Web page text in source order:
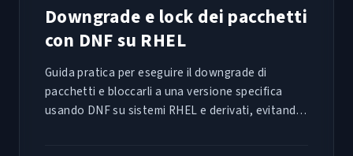
Downgrade e lock dei pacchetti
con DNF su RHEL
Guida pratica per eseguire il downgrade di
pacchetti e bloccarli a una versione specifica
usando DNF su sistemi RHEL e derivati, evitando